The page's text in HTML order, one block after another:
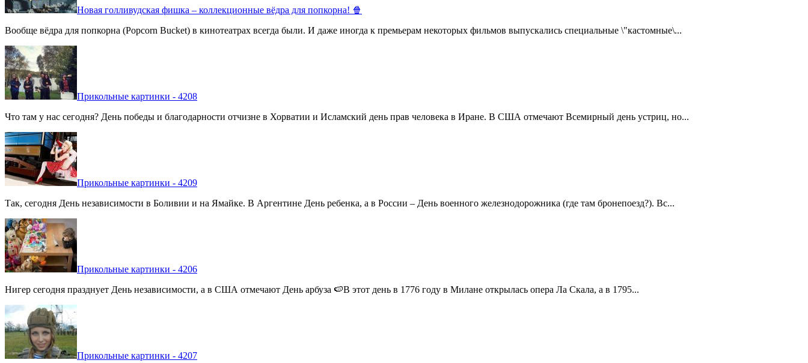
Новая голливудская фишка – коллекционные вёдра для попкорна! 🍿
Вообще вёдра для попкорна (Popcorn Bucket) в кинотеатрах всегда были. И даже иногда к премьерам некоторых фильмов выпускались специальные \"кастомные\...
Прикольные картинки - 4208
Что там у нас сегодня? День победы и благодарности отчизне в Хорватии и Исламский день прав человека в Иране. В США отмечают Всемирный день устриц, но...
Прикольные картинки - 4209
Так, сегодня День независимости в Боливии и на Ямайке. В Аргентине День ребенка, а в России – День военного железнодорожника (где там бронепоезд?). Вс...
Прикольные картинки - 4206
Нигер сегодня празднует День независимости, а в США отмечают День арбуза 🍉В этот день в 1776 году в Милане открылась опера Ла Скала, а в 1795...
Прикольные картинки - 4207